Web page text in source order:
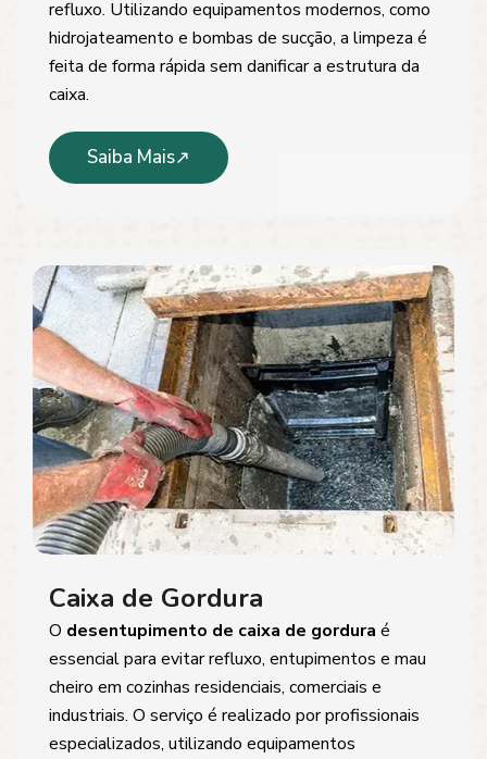
refluxo. Utilizando equipamentos modernos, como
hidrojateamento e bombas de sucção, a limpeza é
feita de forma rápida sem danificar a estrutura da
caixa.
Saiba Mais
Caixa de Gordura
O desentupimento de caixa de gordura é
essencial para evitar refluxo, entupimentos e mau
cheiro em cozinhas residenciais, comerciais e
industriais. O serviço é realizado por profissionais
especializados, utilizando equipamentos